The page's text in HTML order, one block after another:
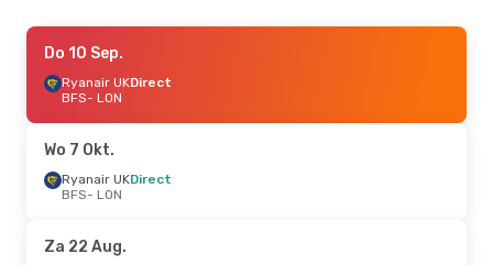
Di 25 Aug.- Wo 26 Aug.
Ryanair UKDirect
BFS- LON
LON- BFS
Do 17 Sep.- Zo 20 Sep.
Ryanair UK
LON - BFS
Do 10 Sep.
Ryanair UKDirect
BFS- LON
Wo 7 Okt.
Ryanair UKDirect
BFS- LON
Za 22 Aug.